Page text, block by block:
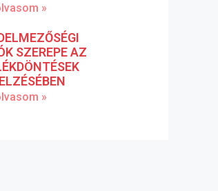
»
SZEREPE AZ
»